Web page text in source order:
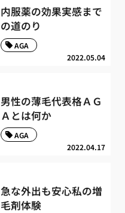
内服薬の効果実感まで
の道のり
2022.05.04
AGA
男性の薄毛代表格ＡＧ
Ａとは何か
2022.04.17
AGA
急な外出も安心私の増
毛剤体験